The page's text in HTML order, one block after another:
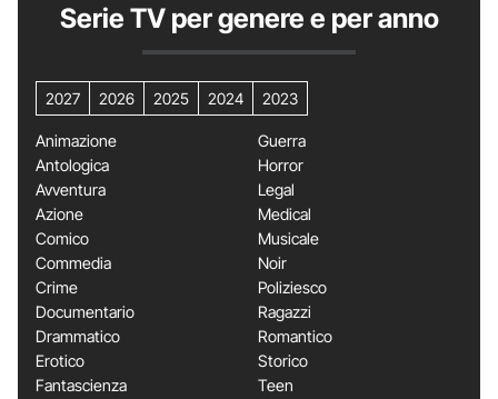
Serie TV per genere e per anno
2027 2026 2025 2024 2023
Animazione
Antologica
Avventura
Azione
Comico
Commedia
Crime
Documentario
Drammatico
Erotico
Fantascienza
Guerra
Horror
Legal
Medical
Musicale
Noir
Poliziesco
Ragazzi
Romantico
Storico
Teen